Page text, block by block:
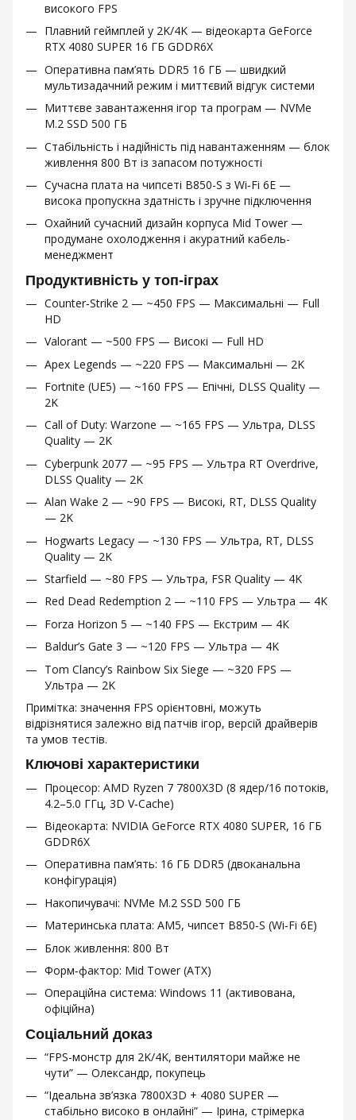
високого FPS
Плавний геймплей у 2K/4K — відеокарта GeForce
RTX 4080 SUPER 16 ГБ GDDR6X
Оперативна пам’ять DDR5 16 ГБ — швидкий
мультизадачний режим і миттєвий відгук системи
Миттєве завантаження ігор та програм — NVMe
M.2 SSD 500 ГБ
Стабільність і надійність під навантаженням — блок
живлення 800 Вт із запасом потужності
Сучасна плата на чипсеті B850-S з Wi‑Fi 6E —
висока пропускна здатність і зручне підключення
Охайний сучасний дизайн корпуса Mid Tower —
продумане охолодження і акуратний кабель-
менеджмент
Продуктивність у топ-іграх
Counter‑Strike 2 — ~450 FPS — Максимальні — Full
HD
Valorant — ~500 FPS — Високі — Full HD
Apex Legends — ~220 FPS — Максимальні — 2K
Fortnite (UE5) — ~160 FPS — Епічні, DLSS Quality —
2K
Call of Duty: Warzone — ~165 FPS — Ультра, DLSS
Quality — 2K
Cyberpunk 2077 — ~95 FPS — Ультра RT Overdrive,
DLSS Quality — 2K
Alan Wake 2 — ~90 FPS — Високі, RT, DLSS Quality
— 2K
Hogwarts Legacy — ~130 FPS — Ультра, RT, DLSS
Quality — 2K
Starfield — ~80 FPS — Ультра, FSR Quality — 4K
Red Dead Redemption 2 — ~110 FPS — Ультра — 4K
Forza Horizon 5 — ~140 FPS — Екстрим — 4К
Baldur’s Gate 3 — ~120 FPS — Ультра — 4K
Tom Clancy’s Rainbow Six Siege — ~320 FPS —
Ультра — 2K
Примітка: значення FPS орієнтовні, можуть
відрізнятися залежно від патчів ігор, версій драйверів
та умов тестів.
Ключові характеристики
Процесор: AMD Ryzen 7 7800X3D (8 ядер/16 потоків,
4.2–5.0 ГГц, 3D V‑Cache)
Відеокарта: NVIDIA GeForce RTX 4080 SUPER, 16 ГБ
GDDR6X
Оперативна пам’ять: 16 ГБ DDR5 (двоканальна
конфігурація)
Накопичувачі: NVMe M.2 SSD 500 ГБ
Материнська плата: AM5, чипсет B850‑S (Wi‑Fi 6E)
Блок живлення: 800 Вт
Форм‑фактор: Mid Tower (ATX)
Операційна система: Windows 11 (активована,
офіційна)
Соціальний доказ
“FPS-монстр для 2K/4K, вентилятори майже не
чути” — Олександр, покупець
“Ідеальна зв’язка 7800X3D + 4080 SUPER —
стабільно високо в онлайні” — Ірина, стрімерка